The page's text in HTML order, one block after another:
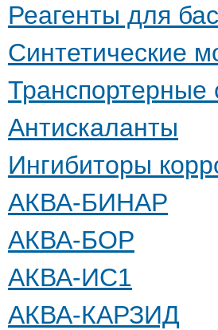
Реагенты для
Синтетические
Транспортерные
Антискаланты
Ингибиторы
АКВА-БИНАР
АКВА-БОР
АКВА-ИС1
АКВА-КАРЗИД